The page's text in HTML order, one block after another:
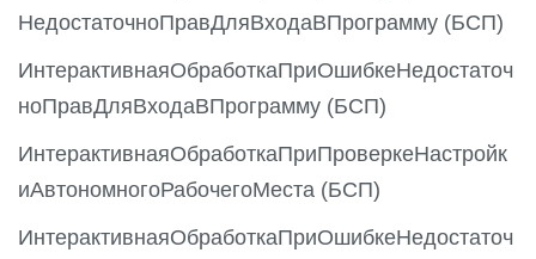
НедостаточноПравДляВходаВПрограмму (БСП)
ИнтерактивнаяОбработкаПриОшибкеНедостаточ
ноПравДляВходаВПрограмму (БСП)
ИнтерактивнаяОбработкаПриПроверкеНастройк
иАвтономногоРабочегоМеста (БСП)
ИнтерактивнаяОбработкаПриОшибкеНедостаточ